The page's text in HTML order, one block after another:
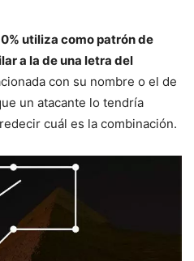
utiliza como patrón de
a la de una letra del
con su nombre o el de
un atacante lo tendría
cuál es la combinación.